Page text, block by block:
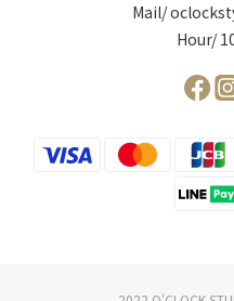
Mail/
Hour/